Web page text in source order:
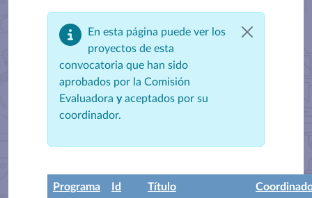
En esta página puede ver los
proyectos de esta
convocatoria que han sido
aprobados por la Comisión
Evaluadora yaceptados por su
coordinador.
Programa Id Título